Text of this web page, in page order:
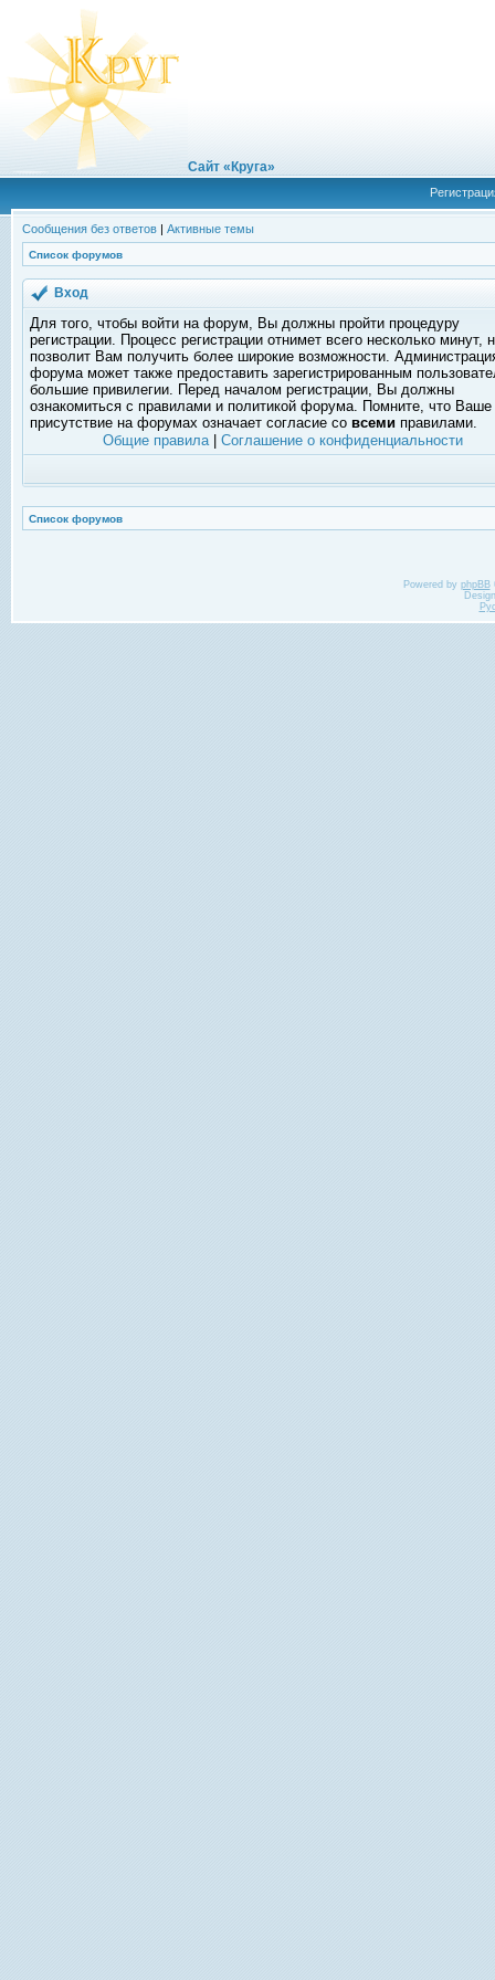
Сайт «Круга»
Сообщения без ответов | Активные темы
Список форумов
Вход
Для того, чтобы войти на форум, Вы должны пройти процедуру
регистрации. Процесс регистрации отнимет всего несколько минут,
позволит Вам получить более широкие возможности.
форума может также предоставить зарегистрированным
большие привилегии. Перед началом регистрации, Вы должны
ознакомиться с правилами и политикой форума. Помните, что Ваше
присутствие на форумах означает согласие со всеми правилами.
Общие правила| Соглашение о конфиденциальности
Список форумов
Powered by phpBB